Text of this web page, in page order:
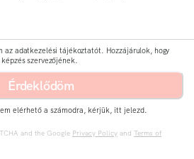
az adatkezelési tájékoztatót. Hozzájárulok, hogy
szervezőjének.
Érdeklődöm
elérhető a számodra, kérjük, itt jelezd.
and the Google Privacy Policy and Terms of